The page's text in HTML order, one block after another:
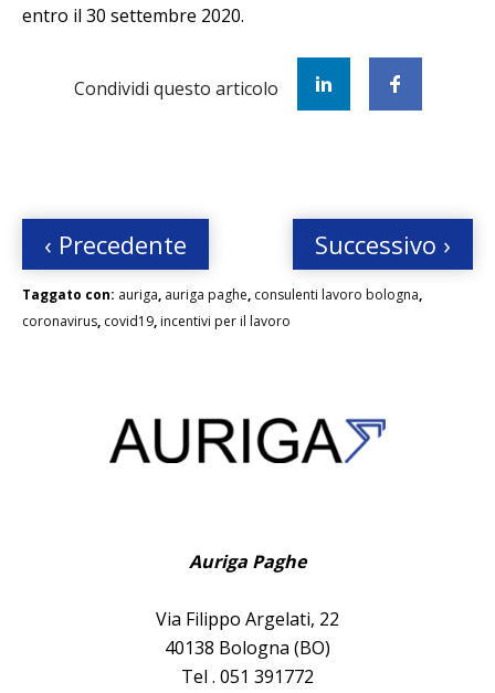
entro il 30 settembre 2020.
Condividi questo articolo
‹ Precedente Successivo ›
Taggato con: auriga, auriga paghe, consulenti lavoro bologna,
coronavirus, covid19, incentivi per il lavoro
Auriga Paghe
Via Filippo Argelati, 22
40138 Bologna (BO)
Tel . 051 391772